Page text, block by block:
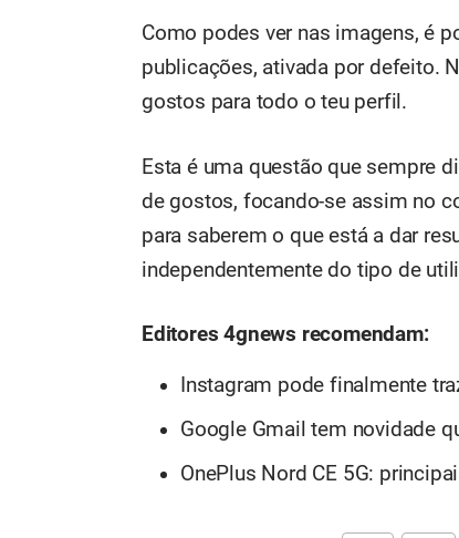
Como podes ver nas imagens, é
publicações, ativada por defeito.
gostos para todo o teu perfil.
Esta é uma questão que sempre
de gostos, focando-se assim no
para saberem o que está a dar
independentemente do tipo de
Editores 4gnews recomendam:
Instagram pode finalmente
Google Gmail tem novidade
OnePlus Nord CE 5G: